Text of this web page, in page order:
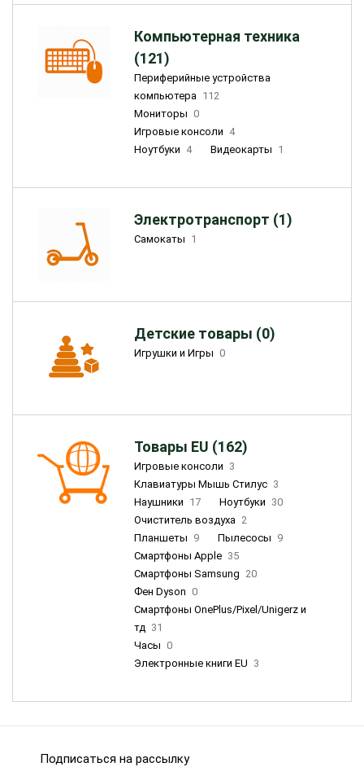
Компьютерная техника
(121)
Периферийные устройства
компьютера 112
Мониторы 0
Игровые консоли 4
Ноутбуки 4 Видеокарты 1
Электротранспорт (1)
Самокаты 1
Детские товары (0)
Игрушки и Игры 0
Товары EU (162)
Игровые консоли 3
Клавиатуры Мышь Стилус 3
Наушники 17 Ноутбуки 30
Очиститель воздуха 2
Планшеты 9 Пылесосы 9
Смартфоны Apple 35
Смартфоны Samsung 20
Фен Dyson 0
Смартфоны OnePlus/Pixel/Unigerz и
тд 31
Часы 0
Электронные книги EU 3
Подписаться на рассылку